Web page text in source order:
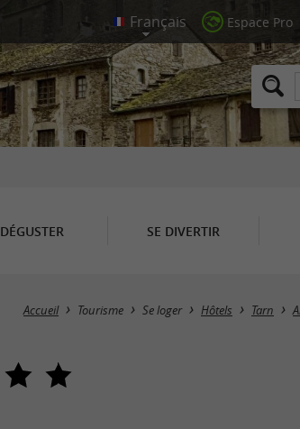
Espace Pro
DÉGUSTER SE DIVERTIR
Accueil Tourisme Se loger Hôtels Tarn